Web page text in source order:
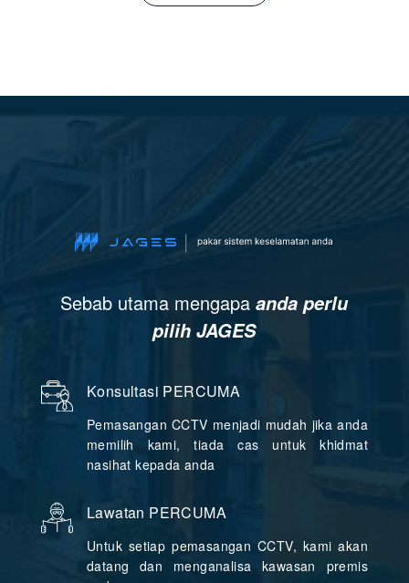
Sebab utama mengapaanda perlu
pilih JAGES
Konsultasi PERCUMA
Pemasangan CCTV menjadi mudah jika anda
memilih kami, tiada cas untuk khidmat
nasihat kepada anda
Lawatan PERCUMA
Untuk setiap pemasangan CCTV, kami akan
datang dan menganalisa kawasan premis